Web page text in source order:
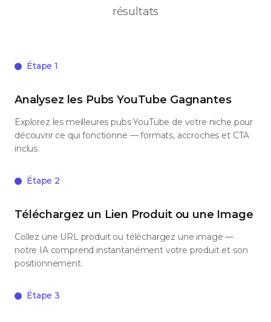
résultats
Étape 1
Analysez les Pubs YouTube Gagnantes
Explorez les meilleures pubs YouTube de votre niche pour
découvrir ce qui fonctionne — formats, accroches et CTA
inclus.
Étape 2
Téléchargez un Lien Produit ou une Image
Collez une URL produit ou téléchargez une image —
notre IA comprend instantanément votre produit et son
positionnement.
Étape 3